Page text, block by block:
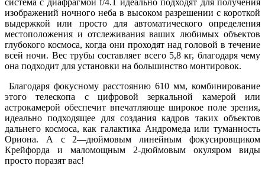
система с диафрагмой f/4.1 идеально подходят для получения
изображений ночного неба в высоком разрешении с короткой
выдержкой или просто для автоматического определения
местоположения и отслеживания ваших любимых объектов
глубокого космоса, когда они проходят над головой в течение
всей ночи. Вес трубы составляет всего 5,8 кг, благодаря чему
она подходит для установки на большинство монтировок.
Благодаря фокусному расстоянию 610 мм, комбинирование
этого телескопа с цифровой зеркальной камерой или
астрокамерой обеспечит впечатляюще широкое поле зрения,
идеально подходящее для создания кадров таких объектов
дальнего космоса, как галактика Андромеда или туманность
Ориона. А с 2—дюймовым линейным фокусировщиком
Крейфорда и маломощным 2-дюймовым окуляром виды
просто поразят вас!